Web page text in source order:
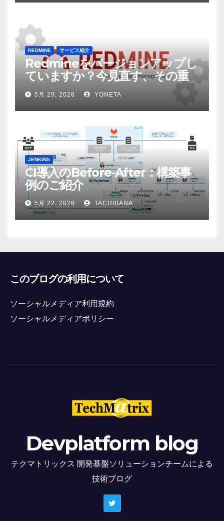
REDMINE サービス紹介
Redmineをバージョンアップし
ていますか？今見直す、その重
要性
5月 29, 2026 YONETA
JENKINS
CI導入のBefore-After：構築事
例のご紹介
5月 22, 2026 TACHIBANA
このブログの利用について
ソーシャルメディア利用規約
ソーシャルメディアポリシー
Devplatform blog
テクマトリックス 開発基盤ソリューションチームによる
技術ブログ